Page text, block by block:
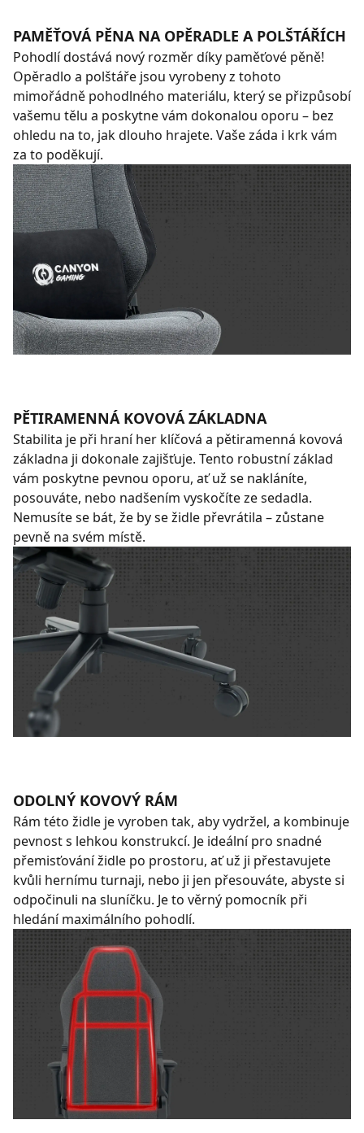
PAMĚŤOVÁ PĚNA NA OPĚRADLE A POLŠTÁŘÍCH
Pohodlí dostává nový rozměr díky paměťové pěně!
Opěradlo a polštáře jsou vyrobeny z tohoto
mimořádně pohodlného materiálu, který se přizpůsobí
vašemu tělu a poskytne vám dokonalou oporu – bez
ohledu na to, jak dlouho hrajete. Vaše záda i krk vám
za to poděkují.
PĚTIRAMENNÁ KOVOVÁ ZÁKLADNA
Stabilita je při hraní her klíčová a pětiramenná kovová
základna ji dokonale zajišťuje. Tento robustní základ
vám poskytne pevnou oporu, ať už se nakláníte,
posouváte, nebo nadšením vyskočíte ze sedadla.
Nemusíte se bát, že by se židle převrátila – zůstane
pevně na svém místě.
ODOLNÝ KOVOVÝ RÁM
Rám této židle je vyroben tak, aby vydržel, a kombinuje
pevnost s lehkou konstrukcí. Je ideální pro snadné
přemisťování židle po prostoru, ať už ji přestavujete
kvůli hernímu turnaji, nebo ji jen přesouváte, abyste si
odpočinuli na sluníčku. Je to věrný pomocník při
hledání maximálního pohodlí.